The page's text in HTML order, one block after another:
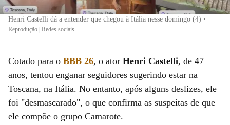
Henri Castelli dá a entender que chegou à Itália nesse domingo (4) •
Reprodução | Redes sociais
Cotado para o BBB 26, o ator Henri Castelli, de 47
anos, tentou enganar seguidores sugerindo estar na
Toscana, na Itália. No entanto, após alguns deslizes, ele
foi "desmascarado", o que confirma as suspeitas de que
ele compõe o grupo Camarote.